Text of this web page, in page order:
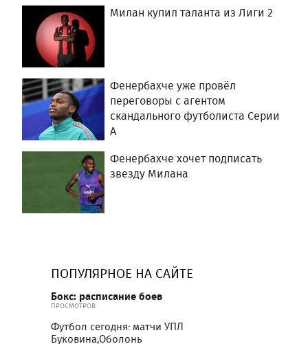
Милан купил таланта из Лиги 2
Фенербахче уже провёл
переговоры с агентом
скандального футболиста Серии
А
Фенербахче хочет подписать
звезду Милана
ПОПУЛЯРНОЕ НА САЙТЕ
Бокс: расписание боев
ПРОСМОТРОВ
Футбол сегодня: матчи УПЛ
Буковина,Оболонь